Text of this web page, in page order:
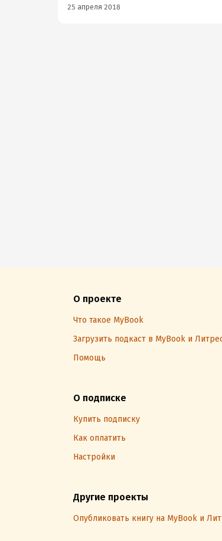
25 апреля 2018
О проекте
Что такое MyBook
Загрузить подкаст в MyBook и
Помощь
О подписке
Купить подписку
Как оплатить
Настройки
Другие проекты
Опубликовать книгу на MyBook и